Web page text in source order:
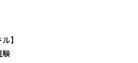
】
験